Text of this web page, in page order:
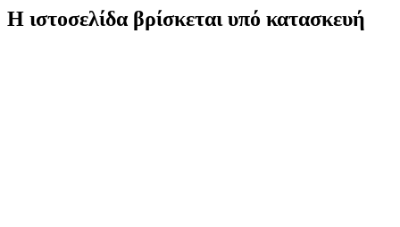
Η ιστοσελίδα βρίσκεται υπό κατασκευή